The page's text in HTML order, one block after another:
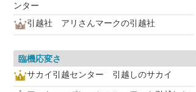
ンター
引越社 アリさんマークの引越社
臨機応変さ
サカイ引越センター 引越しのサカイ